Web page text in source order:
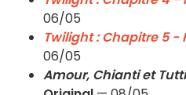
06/05
Twilight : Chapitre 5 -
06/05
Amour, Chianti et